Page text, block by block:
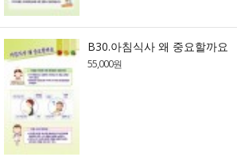
B30.아침식사 왜 중요할까요
55,000원